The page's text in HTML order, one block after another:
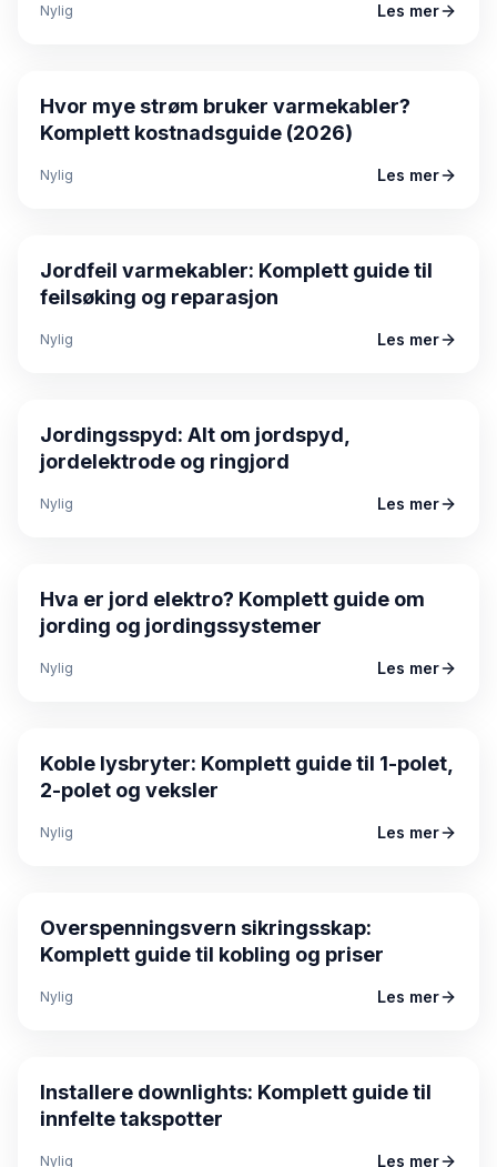
Nylig Les mer
Hvor mye strøm bruker varmekabler?
Komplett kostnadsguide (2026)
Nylig Les mer
Jordfeil varmekabler: Komplett guide til
feilsøking og reparasjon
Nylig Les mer
Jordingsspyd: Alt om jordspyd,
jordelektrode og ringjord
Nylig Les mer
Hva er jord elektro? Komplett guide om
jording og jordingssystemer
Nylig Les mer
Koble lysbryter: Komplett guide til 1-polet,
2-polet og veksler
Nylig Les mer
Overspenningsvern sikringsskap:
Komplett guide til kobling og priser
Nylig Les mer
Installere downlights: Komplett guide til
innfelte takspotter
Nylig Les mer